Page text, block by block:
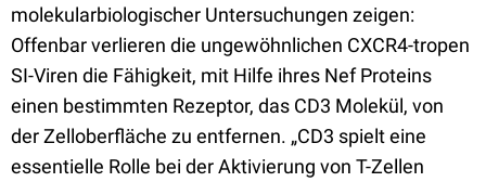
molekularbiologischer Untersuchungen zeigen:
Offenbar verlieren die ungewöhnlichen CXCR4-tropen
SI-Viren die Fähigkeit, mit Hilfe ihres Nef Proteins
einen bestimmten Rezeptor, das CD3 Molekül, von
der Zelloberfläche zu entfernen. „CD3 spielt eine
essentielle Rolle bei der Aktivierung von T-Zellen